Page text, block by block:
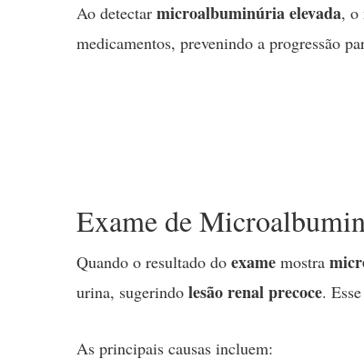
Ao detectar microalbuminúria elevada, o
medicamentos, prevenindo a progressão
Exame de
Quando o resultado do exame mostra
urina, sugerindo lesão renal precoce.
As principais causas incluem: